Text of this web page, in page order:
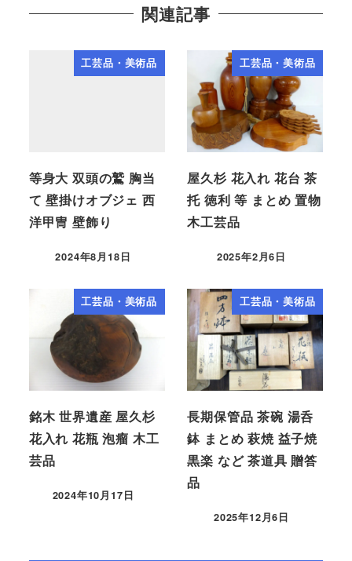
関連記事
工芸品・美術品
等身大 双頭の鷲 胸当
て 壁掛けオブジェ 西
洋甲冑 壁飾り
2024年8月18日
工芸品・美術品
屋久杉 花入れ 花台 茶
托 徳利 等 まとめ 置物
木工芸品
2025年2月6日
工芸品・美術品
銘木 世界遺産 屋久杉
花入れ 花瓶 泡瘤 木工
芸品
2024年10月17日
工芸品・美術品
長期保管品 茶碗 湯呑
鉢 まとめ 萩焼 益子焼
黒楽 など 茶道具 贈答
品
2025年12月6日